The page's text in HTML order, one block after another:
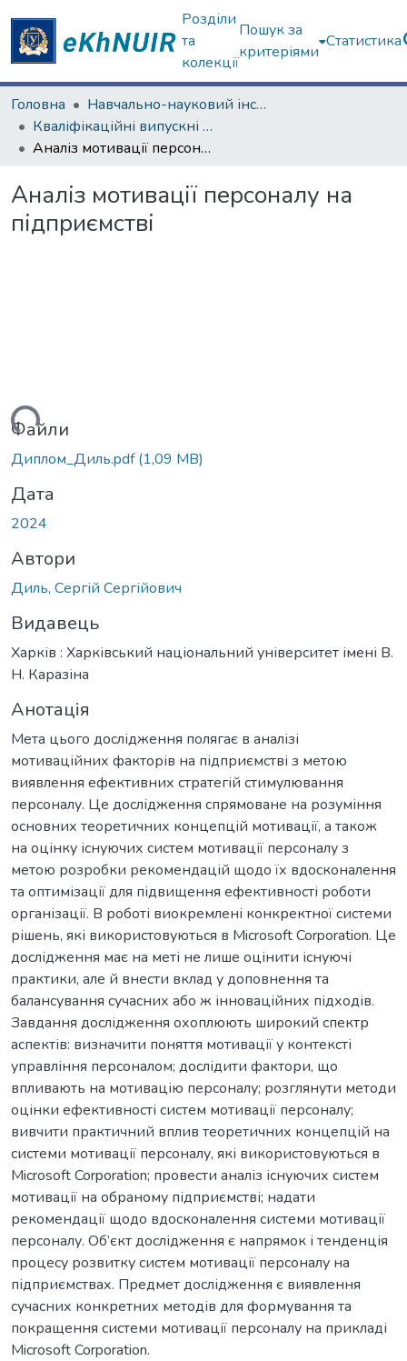
Розділи
та
колекції
Пошук за
критеріями
Статистика
Головна
Навчально-науковий інститут "Каразінська школа бізнесу"
Кваліфікаційні випускні роботи бакалаврів. Навчально-науковий інститут "Каразінська школа бізнесу"
Аналіз мотивації персоналу на підприємстві
Аналіз мотивації персоналу на
підприємстві
Файли
Диплом_Диль.pdf(1,09 MB)
Дата
2024
Автори
Диль, Сергій Сергійович
Видавець
Харків : Харківський національний університет імені В.
Н. Каразіна
Анотація
Мета цього дослідження полягає в аналізі
мотиваційних факторів на підприємстві з метою
виявлення ефективних стратегій стимулювання
персоналу. Це дослідження спрямоване на розуміння
основних теоретичних концепцій мотивації, а також
на оцінку існуючих систем мотивації персоналу з
метою розробки рекомендацій щодо їх вдосконалення
та оптимізації для підвищення ефективності роботи
організації. В роботі виокремлені конкректної системи
рішень, які використовуються в Microsoft Corporation. Це
дослідження має на меті не лише оцінити існуючі
практики, але й внести вклад у доповнення та
балансування сучасних або ж інноваційних підходів.
Завдання дослідження охоплюють широкий спектр
аспектів: визначити поняття мотивації у контексті
управління персоналом; дослідити фактори, що
впливають на мотивацію персоналу; розглянути методи
оцінки ефективності систем мотивації персоналу;
вивчити практичний вплив теоретичних концепцій на
системи мотивації персоналу, які використовуються в
Microsoft Corporation; провести аналіз існуючих систем
мотивації на обраному підприємстві; надати
рекомендації щодо вдосконалення системи мотивації
персоналу. Об’єкт дослідження є напрямок і тенденція
процесу розвитку систем мотивації персоналу на
підприємствах. Предмет дослідження є виявлення
сучасних конкретних методів для формування та
покращення системи мотивації персоналу на прикладі
Microsoft Corporation.